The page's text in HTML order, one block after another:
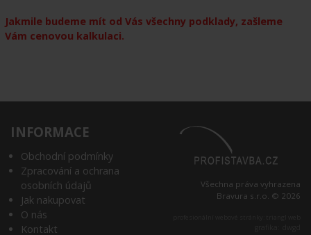
Jakmile budeme mít od Vás všechny podklady, zašleme
Vám cenovou kalkulaci.
INFORMACE
Obchodní podmínky
Zpracování a ochrana
osobních údajů
Jak nakupovat
O nás
Kontakt
Všechna práva vyhrazena
Bravura s.r.o. © 2026